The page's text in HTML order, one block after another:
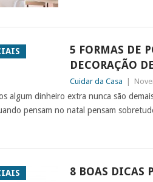
5 FORMAS DE
DECORAÇÃO
Cuidar da Casa
algum dinheiro extra nunca são
pensam no natal pensam
8 BOAS DICAS